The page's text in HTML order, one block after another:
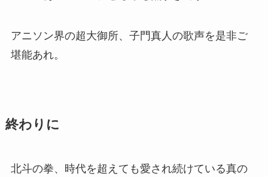
アニソン界の超大御所、子門真人の歌声を是非ご
堪能あれ。
終わりに
北斗の拳、時代を超えても愛され続けている真の